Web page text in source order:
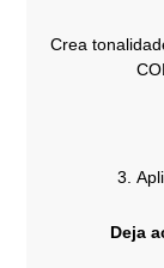
Crea
Deja